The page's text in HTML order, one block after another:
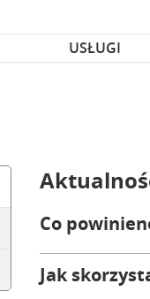
USŁUGI
Co
Jak